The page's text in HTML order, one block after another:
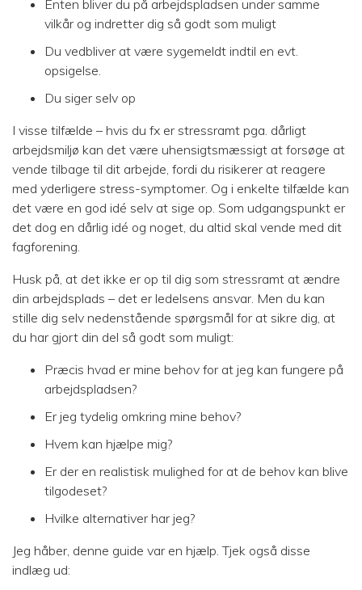
Enten bliver du på arbejdspladsen under samme
vilkår og indretter dig så godt som muligt
Du vedbliver at være sygemeldt indtil en evt.
opsigelse.
Du siger selv op
I visse tilfælde – hvis du fx er stressramt pga. dårligt
arbejdsmiljø kan det være uhensigtsmæssigt at forsøge at
vende tilbage til dit arbejde, fordi du risikerer at reagere
med yderligere stress-symptomer. Og i enkelte tilfælde kan
det være en god idé selv at sige op. Som udgangspunkt er
det dog en dårlig idé og noget, du altid skal vende med dit
fagforening.
Husk på, at det ikke er op til dig som stressramt at ændre
din arbejdsplads – det er ledelsens ansvar. Men du kan
stille dig selv nedenstående spørgsmål for at sikre dig, at
du har gjort din del så godt som muligt:
Præcis hvad er mine behov for at jeg kan fungere på
arbejdspladsen?
Er jeg tydelig omkring mine behov?
Hvem kan hjælpe mig?
Er der en realistisk mulighed for at de behov kan blive
tilgodeset?
Hvilke alternativer har jeg?
Jeg håber, denne guide var en hjælp. Tjek også disse
indlæg ud: